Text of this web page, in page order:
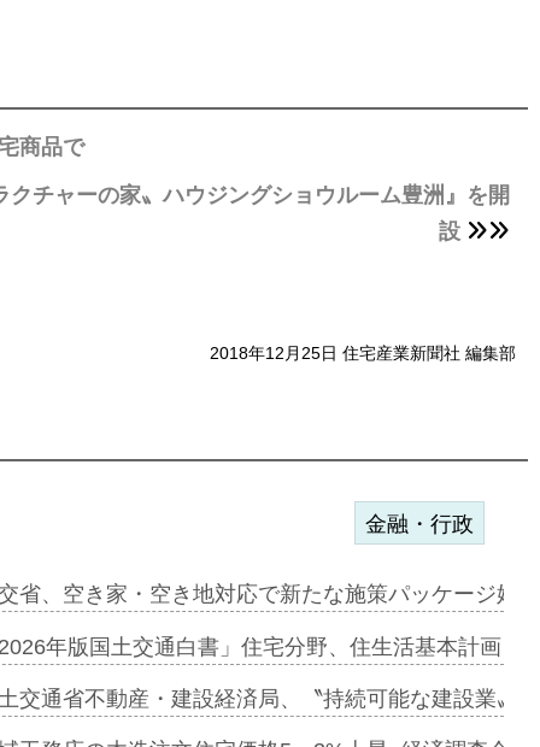
商品で
チャーの家〟ハウジングショウルーム豊洲』を開
設
2018年12月25日 住宅産業新聞社 編集部
ミーレキ…
も城南エ…
合型の賃…
金融・行政
省、空き家・空き地対応で新たな施策パッケージ始
年版国土交通白書」住宅分野、住生活基本計画を
交通省不動産・建設経済局、〝持続可能な建設業〟